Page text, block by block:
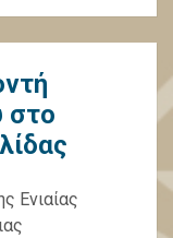
στο
Ενιαίας